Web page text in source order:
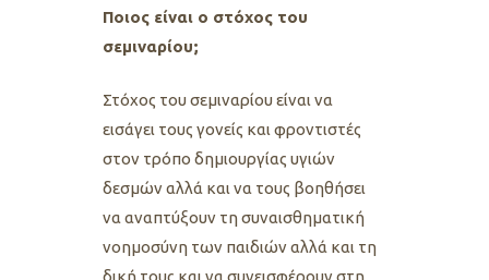
Ποιος είναι ο στόχος του
σεμιναρίου;
Στόχος του σεμιναρίου είναι να
εισάγει τους γονείς και φροντιστές
στον τρόπο δημιουργίας υγιών
δεσμών αλλά και να τους βοηθήσει
να αναπτύξουν τη συναισθηματική
νοημοσύνη των παιδιών αλλά και τη
δική τους και να συνεισφέρουν στη